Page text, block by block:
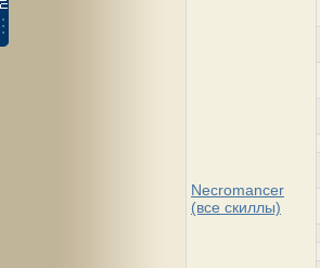
Necromancer
(все скиллы)